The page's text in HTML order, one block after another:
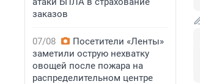
заказов
07/08
Посетители «Ленты»
заметили острую нехватку
овощей после пожара на
распределительном центре